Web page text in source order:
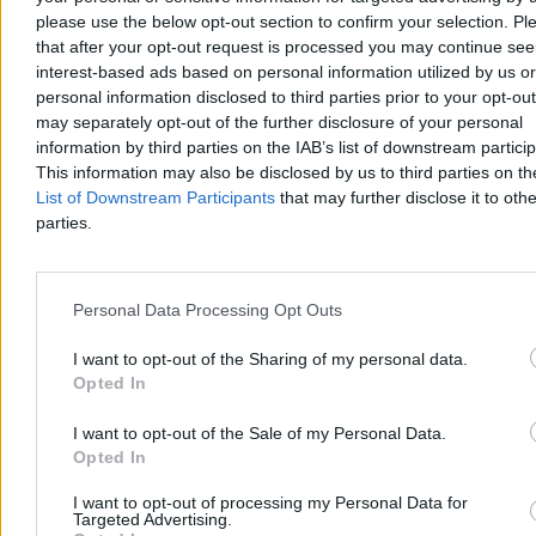
please use the below opt-out section to confirm your selection.
that after your opt-out request is processed you may continue
interest-based ads based on personal information utilized by us or
personal information disclosed to third parties prior to your opt-
may separately opt-out of the further disclosure of your personal
information by third parties on the IAB’s list of downstream
This information may also be disclosed by us to third parties on
List of Downstream Participants that may further disclose it to
parties.
Personal Data Processing Opt Outs
I want to opt-out of the Sharing of my personal data.
Opted In
I want to opt-out of the Sale of my Personal Data.
Opted In
I want to opt-out of processing my Personal Data for
Targeted Advertising.
zameldowania), a z drugiej mniejszą liczbę wykreśleń (urzędy
straciły część narzędzi „dyscyplinujących” bezrobotnych, przez co
ich wykreślanie z rejestrów jest trudniejsze). To mogło zaburzyć
odczyty bezrobocia rejestrowanego, ciągnąc wskaźnik w górę. Ale
w BAEL też mamy wzrost liczby osób bez pracy.
Reklama
Reklama
styczniowy przyrost bezrobotnych, który wywindował wskaźnik do
dawno nieoglądanych 6 proc., jest mniejszy niż w poprzednich